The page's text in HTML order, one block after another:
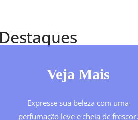
Destaques
Veja Mais
Expresse sua beleza com uma
perfumação leve e cheia de frescor.